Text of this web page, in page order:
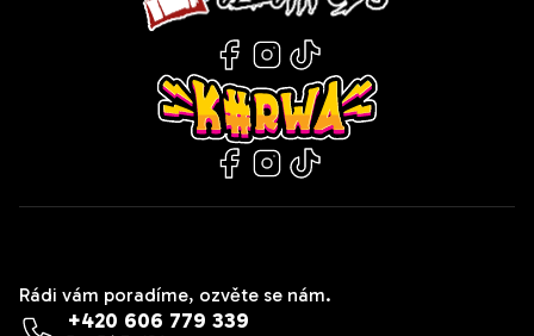
Rádi vám poradíme, ozvěte se nám.
+420 606 779 339